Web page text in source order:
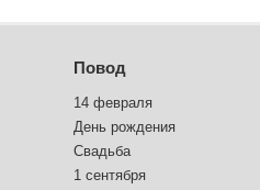
Повод
14 февраля
День рождения
Свадьба
1 сентября